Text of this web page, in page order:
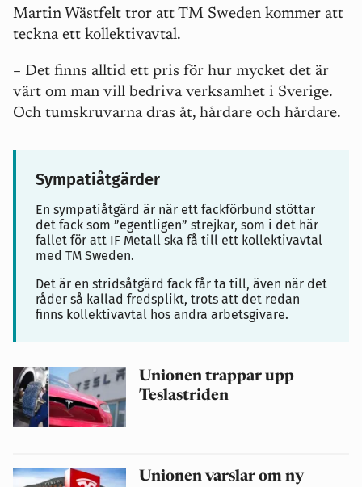
Martin Wästfelt tror att TM Sweden kommer att
teckna ett kollektivavtal.
– Det finns alltid ett pris för hur mycket det är
värt om man vill bedriva verksamhet i Sverige.
Och tumskruvarna dras åt, hårdare och hårdare.
Sympatiåtgärder
En sympatiåtgärd är när ett fackförbund stöttar
det fack som ”egentligen” strejkar, som i det här
fallet för att IF Metall ska få till ett kollektivavtal
med TM Sweden.
Det är en stridsåtgärd fack får ta till, även när det
råder så kallad fredsplikt, trots att det redan
finns kollektivavtal hos andra arbetsgivare.
Unionen trappar upp
Teslastriden
Unionen varslar om ny